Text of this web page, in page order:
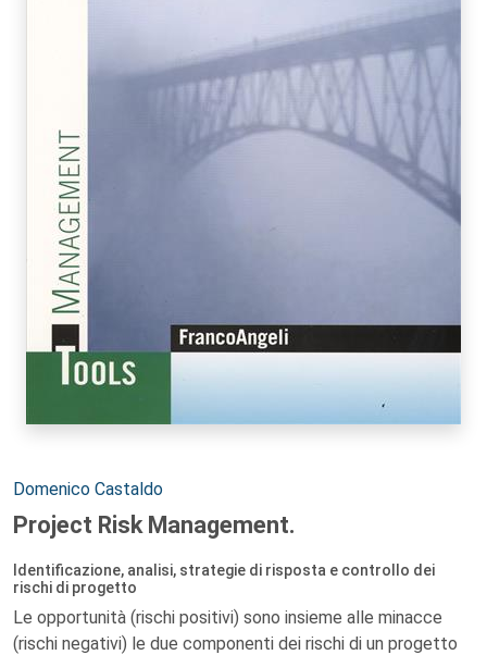
Autori:
Domenico Castaldo
Project Risk Management.
Identificazione, analisi, strategie di risposta e controllo dei
rischi di progetto
Le opportunità (rischi positivi) sono insieme alle minacce
(rischi negativi) le due componenti dei rischi di un progetto